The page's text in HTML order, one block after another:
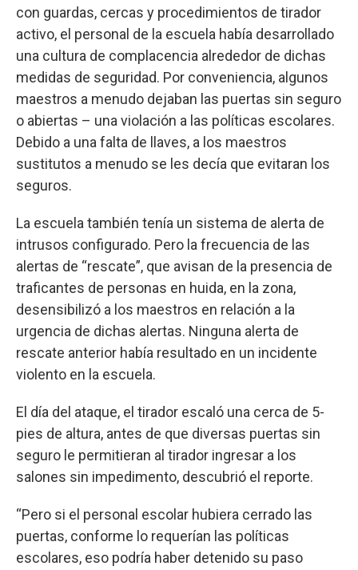
con guardas, cercas y procedimientos de tirador
activo, el personal de la escuela había desarrollado
una cultura de complacencia alrededor de dichas
medidas de seguridad. Por conveniencia, algunos
maestros a menudo dejaban las puertas sin seguro
o abiertas – una violación a las políticas escolares.
Debido a una falta de llaves, a los maestros
sustitutos a menudo se les decía que evitaran los
seguros.
La escuela también tenía un sistema de alerta de
intrusos configurado. Pero la frecuencia de las
alertas de “rescate”, que avisan de la presencia de
traficantes de personas en huida, en la zona,
desensibilizó a los maestros en relación a la
urgencia de dichas alertas. Ninguna alerta de
rescate anterior había resultado en un incidente
violento en la escuela.
El día del ataque, el tirador escaló una cerca de 5-
pies de altura, antes de que diversas puertas sin
seguro le permitieran al tirador ingresar a los
salones sin impedimento, descubrió el reporte.
“Pero si el personal escolar hubiera cerrado las
puertas, conforme lo requerían las políticas
escolares, eso podría haber detenido su paso